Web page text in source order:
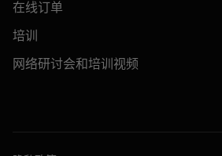
在线订单
培训
网络研讨会和培训视频